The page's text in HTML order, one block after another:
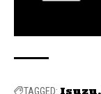
TAGGED: Isuzu